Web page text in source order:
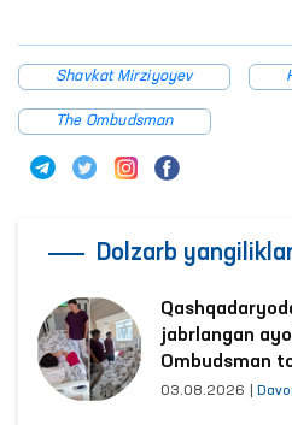
Shavkat Mirziyoyev
The Ombudsman
Dolzarb
jabrlangan
Ombudsman
03.08.2026